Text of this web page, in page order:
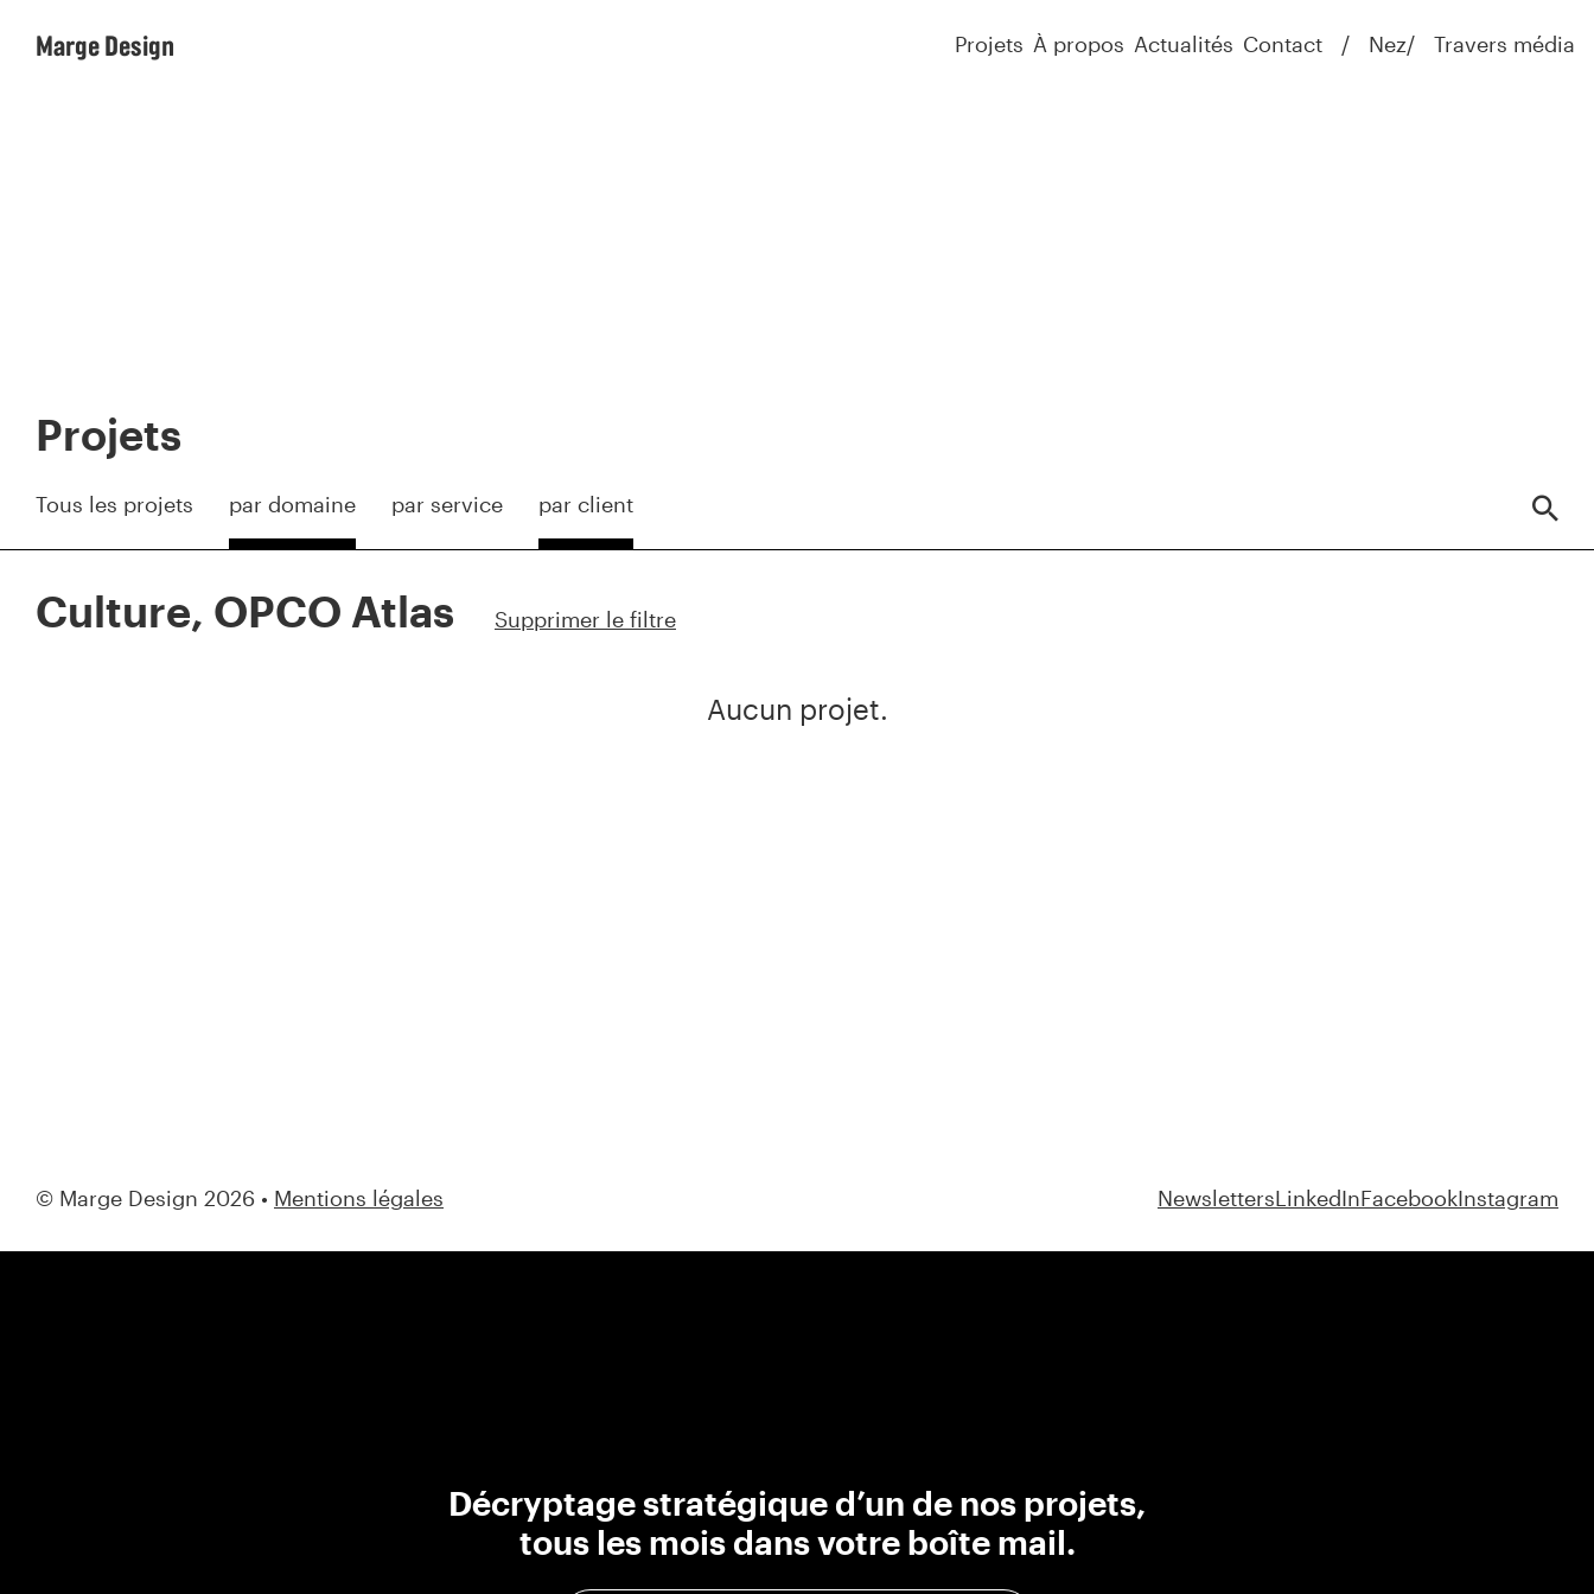
Marge Design Projets À propos Actualités Contact Nez Travers média
Projets
Tous les projets par domaine par service par client
Culture, OPCO Atlas Supprimer le filtre
Aucun projet.
© Marge Design 2026 • Mentions légales NewslettersLinkedInFacebookInstagram
Décryptage stratégique d’un de nos projets,
tous les mois dans votre boîte mail.